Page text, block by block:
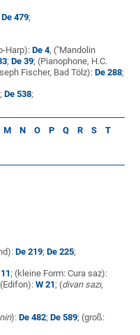
De 479;
Harp):De 4, ("Mandolin
;De 39; (Pianophone, H.C.
Fischer, Bad Tölz):De 288;
;De 538;
M N O P Q R S
T
De 219;De 225;
; (kleine Form: Cura saz):
W 21; (divan sazı,
):De 482;De 589; (groß: